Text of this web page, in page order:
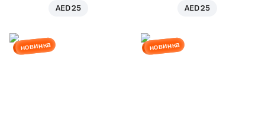
AED 25 AED 25
новинка новинка